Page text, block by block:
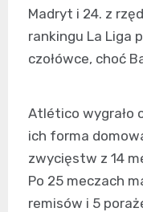
Madryt i 24. z
rankingu La Liga
czołówce, choć
Atlético wygrało
ich forma
zwycięstw z 14
Po 25 meczach
remisów i 5